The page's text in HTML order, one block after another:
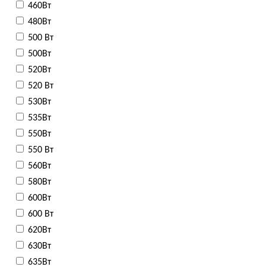
460Вт
480Вт
500 Вт
500Вт
520Вт
520 Вт
530Вт
535Вт
550Вт
550 Вт
560Вт
580Вт
600Вт
600 Вт
620Вт
630Вт
635Вт